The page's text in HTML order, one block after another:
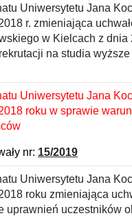
Uniwersytetu Jana
r. zmieniająca
w Kielcach z dnia
na studia
Uniwersytetu Jana
roku w sprawie
nr: 15/2019
Uniwersytetu Jana
roku zmieniająca
uprawnień uczestników